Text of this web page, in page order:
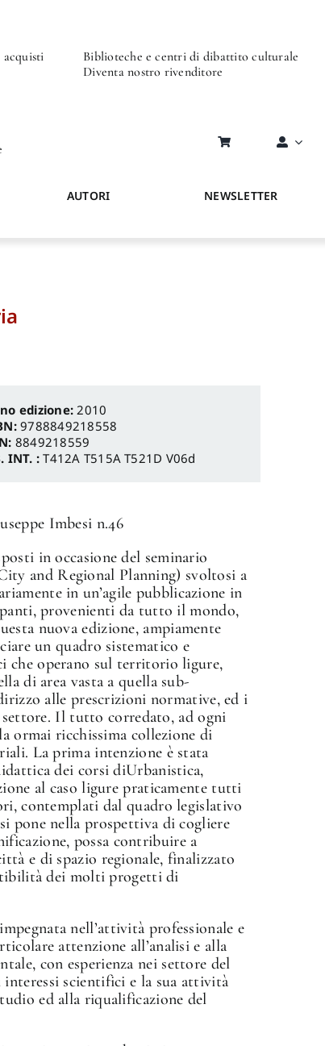
Biblioteche e centri di dibattito culturale
Diventa nostro rivenditore
AUTORI NEWSLETTER
edizione: 2010
9788849218558
8849218559
INT. :T412A T515A T521D V06d
Imbesi n.46
in occasione del seminario
and Regional Planning) svoltosi a
in un’agile pubblicazione in
provenienti da tutto il mondo,
nuova edizione, ampiamente
un quadro sistematico e
che operano sul territorio ligure,
di area vasta a quella sub-
alle prescrizioni normative, ed i
Il tutto corredato, ad ogni
ormai ricchissima collezione di
La prima intenzione è stata
dei corsi diUrbanistica,
al caso ligure praticamente tutti
contemplati dal quadro legislativo
pone nella prospettiva di cogliere
possa contribuire a
e di spazio regionale, finalizzato
dei molti progetti di
nell’attività professionale e
attenzione all’analisi e alla
con esperienza nei settore del
scientifici e la sua attività
ed alla riqualificazione del